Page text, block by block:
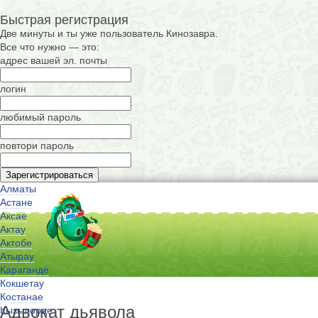
Быстрая регистрация
Две минуты и ты уже пользователь Кинозавра.
Все что нужно — это:
адрес вашей эл. почты
логин
любимый пароль
повтори пароль
Алматы
Астане
Аксае
Актау
Актобе
Атырау
Караганде
Кокшетау
Костанае
Кызылорде
Адвокат дьявола